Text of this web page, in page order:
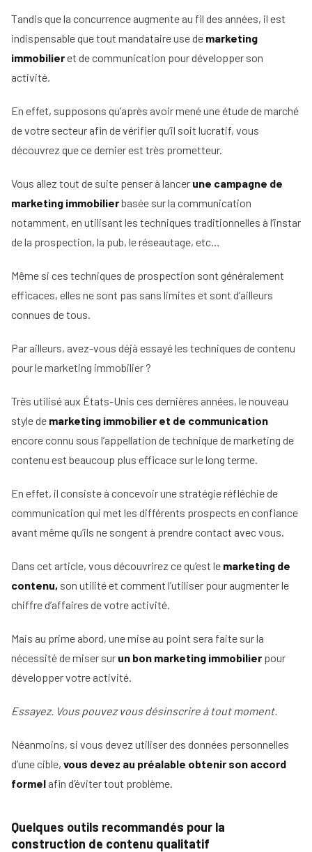
Tous
nos
conseils
tous
conseils
Devenir
Comment
devenir
immobilier
Le
salaire
d'un
agent
rôle
d'un
Nos
guide
l'IA
dans
l'immobilier
votre
pige
rentrer
un
15
étapes
Les métiers
l'immobilier
mandataire
négociateur
immobilier
Tous
conseils
offrant de la valeur au client
Le marketing immobilier visant à attirer des
pour attirer des vendeurs
03 Que retenir en fin de compte ?
Tandis que la concurrence augmente au fil des années, il est
indispensable que tout mandataire use de marketing
immobilieret de communication pour développer son
activité.
En effet, supposons qu’après avoir mené une étude de marché
de votre secteur afin de vérifier qu’il soit lucratif, vous
découvrez que ce dernier est très prometteur.
Vous allez tout de suite penser à lancer une campagne de
marketing immobilierbasée sur la communication
notamment, en utilisant les techniques traditionnelles à l’instar
de la prospection, la pub, le réseautage, etc…
Même si ces techniques de prospection sont généralement
efficaces, elles ne sont pas sans limites et sont d’ailleurs
connues de tous.
Par ailleurs, avez-vous déjà essayé les techniques de contenu
pour le marketing immobilier ?
Très utilisé aux États-Unis ces dernières années, le nouveau
style de marketing immobilier et de communication
encore connu sous l’appellation de technique de marketing de
contenu est beaucoup plus efficace sur le long terme.
En effet, il consiste à concevoir une stratégie réfléchie de
communication qui met les différents prospects en confiance
avant même qu’ils ne songent à prendre contact avec vous.
Dans cet article, vous découvrirez ce qu’est le marketing de
contenu, son utilité et comment l’utiliser pour augmenter le
chiffre d’affaires de votre activité.
Mais au prime abord, une mise au point sera faite sur la
nécessité de miser sur un bon marketing immobilier pour
développer votre activité.
Essayez. Vous pouvez vous désinscrire à tout moment.
Néanmoins, si vous devez utiliser des données personnelles
d’une cible, vous devez au préalable obtenir son accord
formel afin d’éviter tout problème.
Quelques outils recommandés pour la
construction de contenu qualitatif